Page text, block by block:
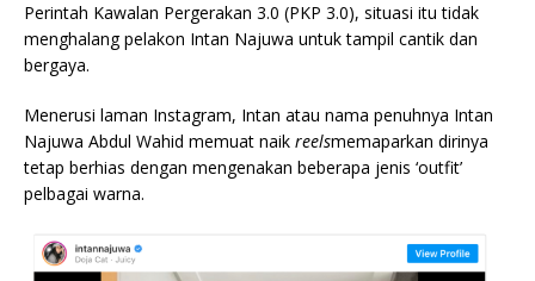
Perintah Kawalan Pergerakan 3.0 (PKP 3.0), situasi itu tidak
menghalang pelakon Intan Najuwa untuk tampil cantik dan
bergaya.
Menerusi laman Instagram, Intan atau nama penuhnya Intan
Najuwa Abdul Wahid memuat naik reelsmemaparkan dirinya
tetap berhias dengan mengenakan beberapa jenis ‘outfit’
pelbagai warna.